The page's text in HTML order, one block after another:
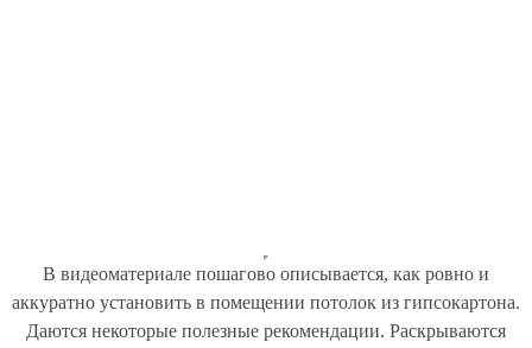
В видеоматериале пошагово описывается, как ровно и
аккуратно установить в помещении потолок из гипсокартона.
Даются некоторые полезные рекомендации. Раскрываются